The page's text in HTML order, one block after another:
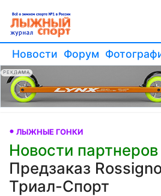
Новости Форум
РЕКЛАМА
ЛЫЖНЫЕ ГОНКИ
Новости
Предзаказ
Триал-Спорт